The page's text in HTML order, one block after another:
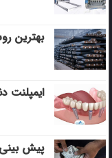
بهترین
ایمپلنت
پیش بینی